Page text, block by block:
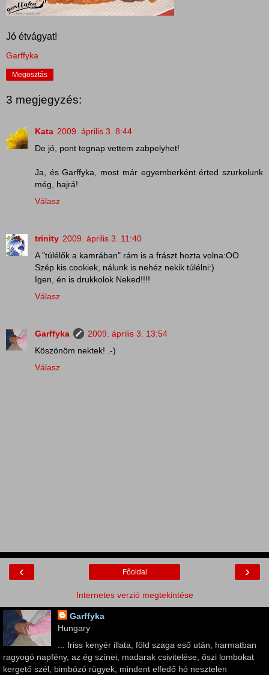
Jó étvágyat!
Garffyka
Megosztás
3 megjegyzés:
Kata 2009. április 3. 8:44
De jó, pont tegnap vettem zabpelyhet!
Ja, és Garffyka, most már egyemberként érted szurkolunk
még, hajrá!
Válasz
trinity 2009. április 3. 11:40
A "túlélők a kamrában" rám is a frászt hozta volna:OO
Szép kis cookiek, nálunk is nehéz nekik túlélni:)
Igen, én is drukkolok Neked!!!!
Válasz
Garffyka
2009. április 3. 13:54
Köszönöm nektek! .-)
Válasz
‹ ›
Főoldal
Internetes verzió megtekintése
Garffyka
Hungary
... friss kenyér illata, föld szaga eső után, harmatban
ragyogó napfény, az ég színei, madarak csivitelése, őszi lombokat
kergető szél, bimbózó rügyek, mindent elfedő hó nesztelen